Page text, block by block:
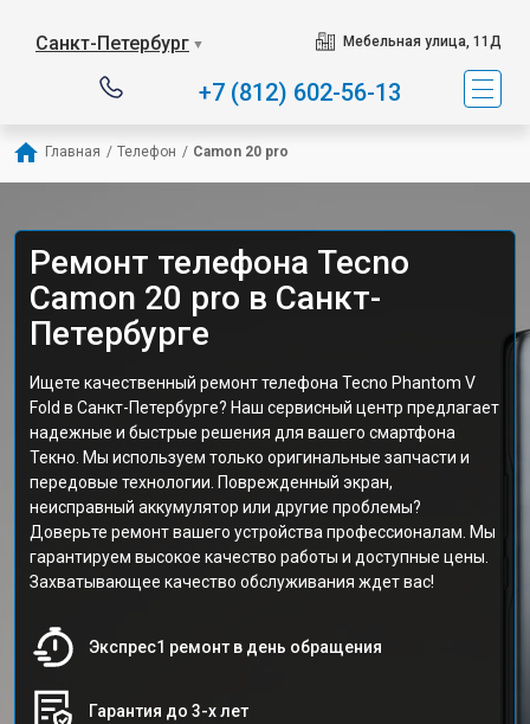
Санкт-Петербург ▼ Мебельная улица, 11Д
+7 (812) 602-56-13
Главная / Телефон / Camon 20 pro
Ремонт телефона Tecno
Camon 20 pro в Санкт-
Петербурге
Ищете качественный ремонт телефона Tecno Phantom V
Fold в Санкт-Петербурге? Наш сервисный центр предлагает
надежные и быстрые решения для вашего смартфона
Текно. Мы используем только оригинальные запчасти и
передовые технологии. Поврежденный экран,
неисправный аккумулятор или другие проблемы?
Доверьте ремонт вашего устройства профессионалам. Мы
гарантируем высокое качество работы и доступные цены.
Захватывающее качество обслуживания ждет вас!
Экспрес1 ремонт в день обращения
Гарантия до 3-х лет